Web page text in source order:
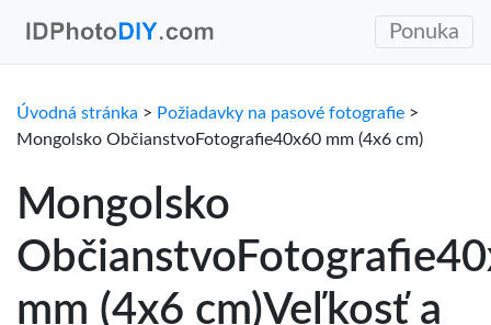
Ponuka
Úvodná stránka > Požiadavky na pasové fotografie >
Mongolsko ObčianstvoFotografie40x60 mm (4x6 cm)
Mongolsko
mm (4x6 cm)Veľkosť a